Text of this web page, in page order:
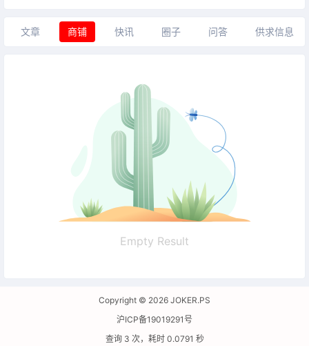
文章 商铺 快讯 圈子 问答 供求信息
Empty Result
Copyright © 2026 JOKER.PS
沪ICP备19019291号
查询 3 次，耗时 0.0791 秒